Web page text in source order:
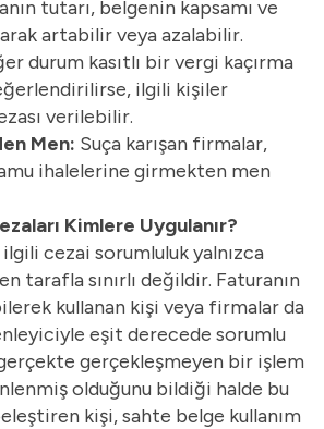
tutarı, belgenin kapsamı ve
artabilir veya azalabilir.
durum kasıtlı bir vergi kaçırma
ilgili kişiler
verilebilir.
Men: Suça karışan firmalar,
ihalelerine girmekten men
Kimlere Uygulanır?
cezai sorumluluk yalnızca
tarafla sınırlı değildir. Faturanın
kullanan kişi veya firmalar da
eşit derecede sorumlu
gerçekte gerçekleşmeyen bir işlem
olduğunu bildiği halde bu
kişi, sahte belge kullanım